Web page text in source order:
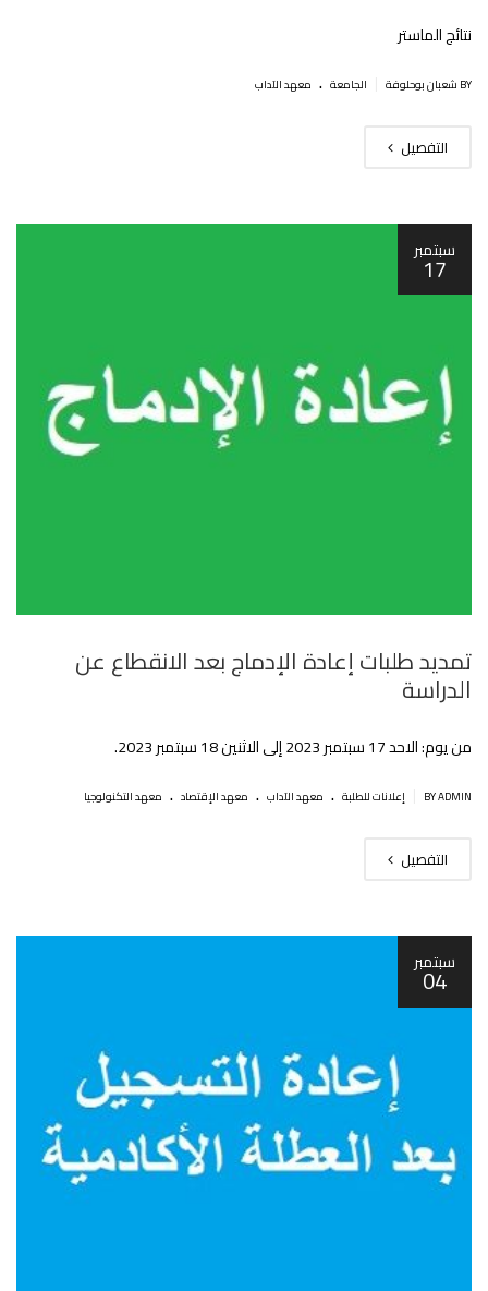
نتائج الماستر
BY شعبان بوحلوفة الجامعة . معهد الآداب
التفصيل
سبتمبر
17
تمديد طلبات إعادة الإدماج بعد الانقطاع عن
الدراسة
من يوم: الاحد 17 سبتمبر 2023 إلى الاثنين 18 سبتمبر 2023.
BY ADMIN إعلانات للطلبة . معهد الآداب . معهد الإقتصاد . معهد التكنولوجيا
التفصيل
سبتمبر
04